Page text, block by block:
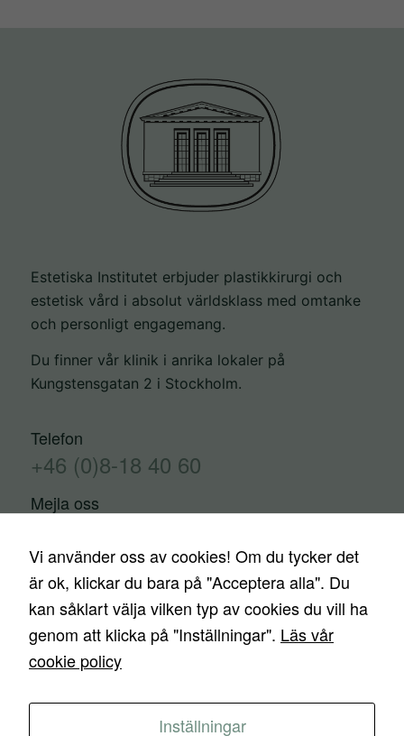
Estetiska Institutet erbjuder plastikkirurgi och
estetisk vård i absolut världsklass med omtanke
och personligt engagemang.
Du finner vår klinik i anrika lokaler på
Kungstensgatan 2 i Stockholm.
Telefon
+46 (0)8-18 40 60
Mejla oss
Kontakta oss Trygghetsgaranti
Finansiering
Priser
Nyheter Media Ingrepp
Vi använder oss av cookies! Om du tycker det
är ok, klickar du bara på "Acceptera alla". Du
kan såklart välja vilken typ av cookies du vill ha
genom att klicka på "Inställningar". Läs vår
cookie policy
Inställningar